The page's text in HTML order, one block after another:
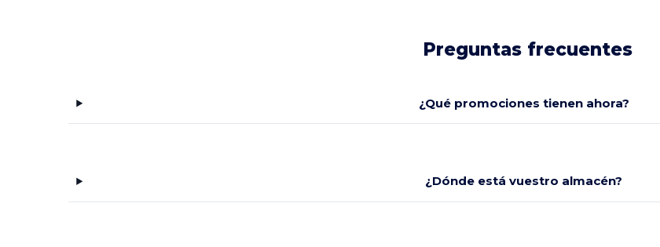
Preguntas frecuentes
¿Qué promociones tienen ahora?
¿Dónde está vuestro almacén?